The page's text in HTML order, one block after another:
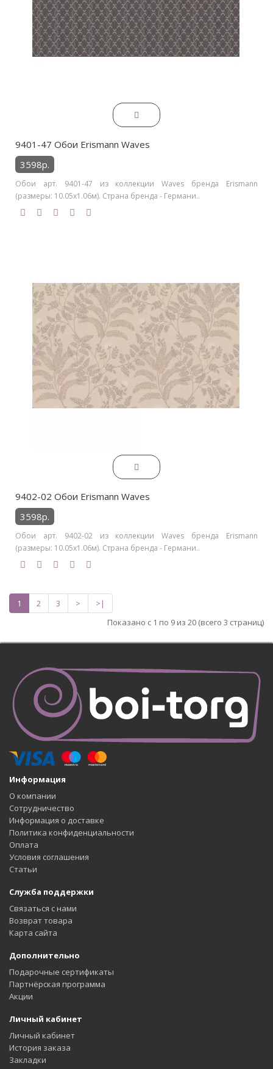
9401-47 Обои Erismann Waves
3598р.
Обои арт. 9401-47 из коллекции Waves бренда Erismann
(размеры: 10.05х1.06м). Страна бренда - Германи..
9402-02 Обои Erismann Waves
3598р.
Обои арт. 9402-02 из коллекции Waves бренда Erismann
(размеры: 10.05х1.06м). Страна бренда - Германи..
1 2 3 >
>|
Показано с 1 по 9 из 20 (всего 3 страниц)
Информация
О компании
Сотрудничество
Информация о доставке
Политика конфиденциальности
Оплата
Условия соглашения
Статьи
Служба поддержки
Связаться с нами
Возврат товара
Карта сайта
Дополнительно
Подарочные сертификаты
Партнёрская программа
Акции
Личный кабинет
Личный кабинет
История заказа
Закладки